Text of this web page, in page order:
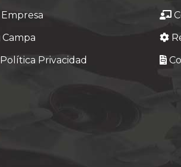
Empresa
Campa
Política Privacidad